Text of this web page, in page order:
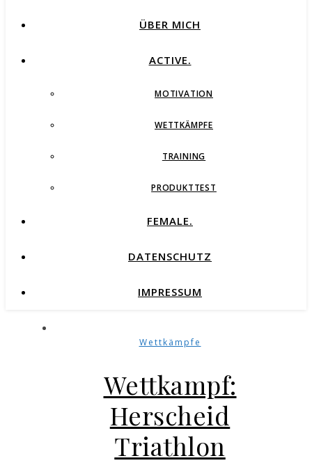
ÜBER MICH
ACTIVE.
MOTIVATION
WETTKÄMPFE
TRAINING
PRODUKTTEST
FEMALE.
DATENSCHUTZ
IMPRESSUM
Wettkämpfe
Wettkampf:
Herscheid
Triathlon